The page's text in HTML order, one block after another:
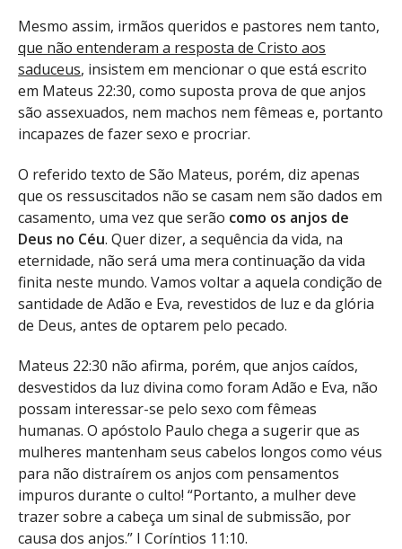
Mesmo assim, irmãos queridos e pastores nem tanto,
que não entenderam a resposta de Cristo aos
saduceus, insistem em mencionar o que está escrito
em Mateus 22:30, como suposta prova de que anjos
são assexuados, nem machos nem fêmeas e, portanto
incapazes de fazer sexo e procriar.
O referido texto de São Mateus, porém, diz apenas
que os ressuscitados não se casam nem são dados em
casamento, uma vez que serão como os anjos de
Deus no Céu. Quer dizer, a sequência da vida, na
eternidade, não será uma mera continuação da vida
finita neste mundo. Vamos voltar a aquela condição de
santidade de Adão e Eva, revestidos de luz e da glória
de Deus, antes de optarem pelo pecado.
Mateus 22:30 não afirma, porém, que anjos caídos,
desvestidos da luz divina como foram Adão e Eva, não
possam interessar-se pelo sexo com fêmeas
humanas. O apóstolo Paulo chega a sugerir que as
mulheres mantenham seus cabelos longos como véus
para não distraírem os anjos com pensamentos
impuros durante o culto! “Portanto, a mulher deve
trazer sobre a cabeça um sinal de submissão, por
causa dos anjos.” I Coríntios 11:10.